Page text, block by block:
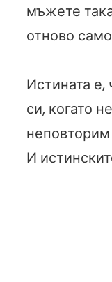
мъжете
отново
Истината
си, когато
И